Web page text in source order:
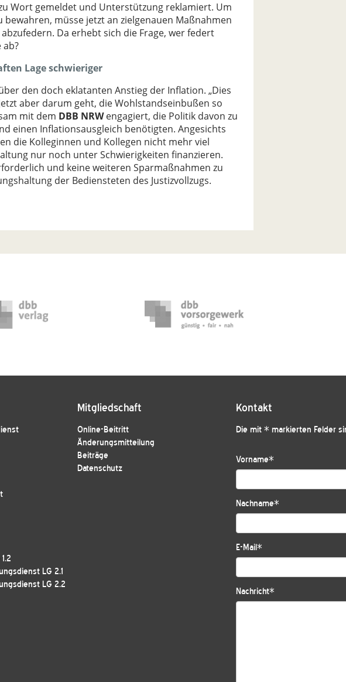
Wort gemeldet und Unterstützung reklamiert. Um
müsse jetzt an zielgenauen Maßnahmen
Da erhebt sich die Frage, wer federt
Lage schwieriger
den doch eklatanten Anstieg der Inflation. „Dies
aber darum geht, die Wohlstandseinbußen so
mit dem DBB NRWengagiert, die Politik davon zu
einen Inflationsausgleich benötigten. Angesichts
die Kolleginnen und Kollegen nicht mehr viel
nur noch unter Schwierigkeiten finanzieren.
und keine weiteren Sparmaßnahmen zu
der Bediensteten des Justizvollzugs.
LG 2.1
LG 2.2
Mitgliedschaft
Online-Beitritt
Änderungsmitteilung
Beiträge
Datenschutz
Kontakt
Die mit * markierten Felder
Vorname*
Nachname*
E-Mail*
Nachricht*